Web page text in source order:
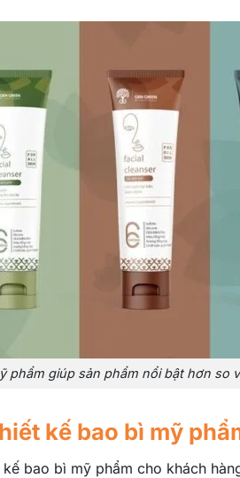
phẩm giúp sản phẩm nổi bật hơn so
kế bao bì mỹ
bao bì mỹ phẩm cho khách